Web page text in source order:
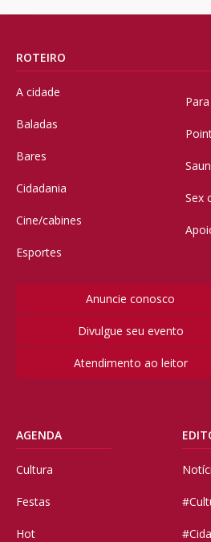
ROTEIRO
A cidade
Baladas
Bares
Cidadania
Cine/cabines
Esportes
Sex
Anuncie conosco
Divulgue seu evento
Atendimento ao leitor
AGENDA
Cultura
Festas
Hot